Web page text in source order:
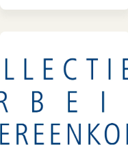
en Nieuwjaar, van
met maandag 1
januari 2024. Vanaf 2
januari 2024 is SFA
weer open. Omdat
een deel van de
werknemers net voor